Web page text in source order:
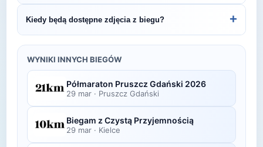
bibie startowym. Wyniki zawierają czas brutto i
netto, a często też pozycję wśród wszystkich
uczestników i w kategorii wiekowej.
elektroniczne dyplomy do pobrania ze strony
organizatora po opublikowaniu oficjalnych
Kiedy będą dostępne zdjęcia z biegu? +
w ciągu kilku dni po zawodach na swojej stronie
lub fanpage'u na Facebooku.
WYNIKI INNYCH BIEGÓW
Półmaraton Pruszcz Gdański 2026
29 mar · Pruszcz Gdański
Biegam z Czystą Przyjemnością
29 mar · Kielce